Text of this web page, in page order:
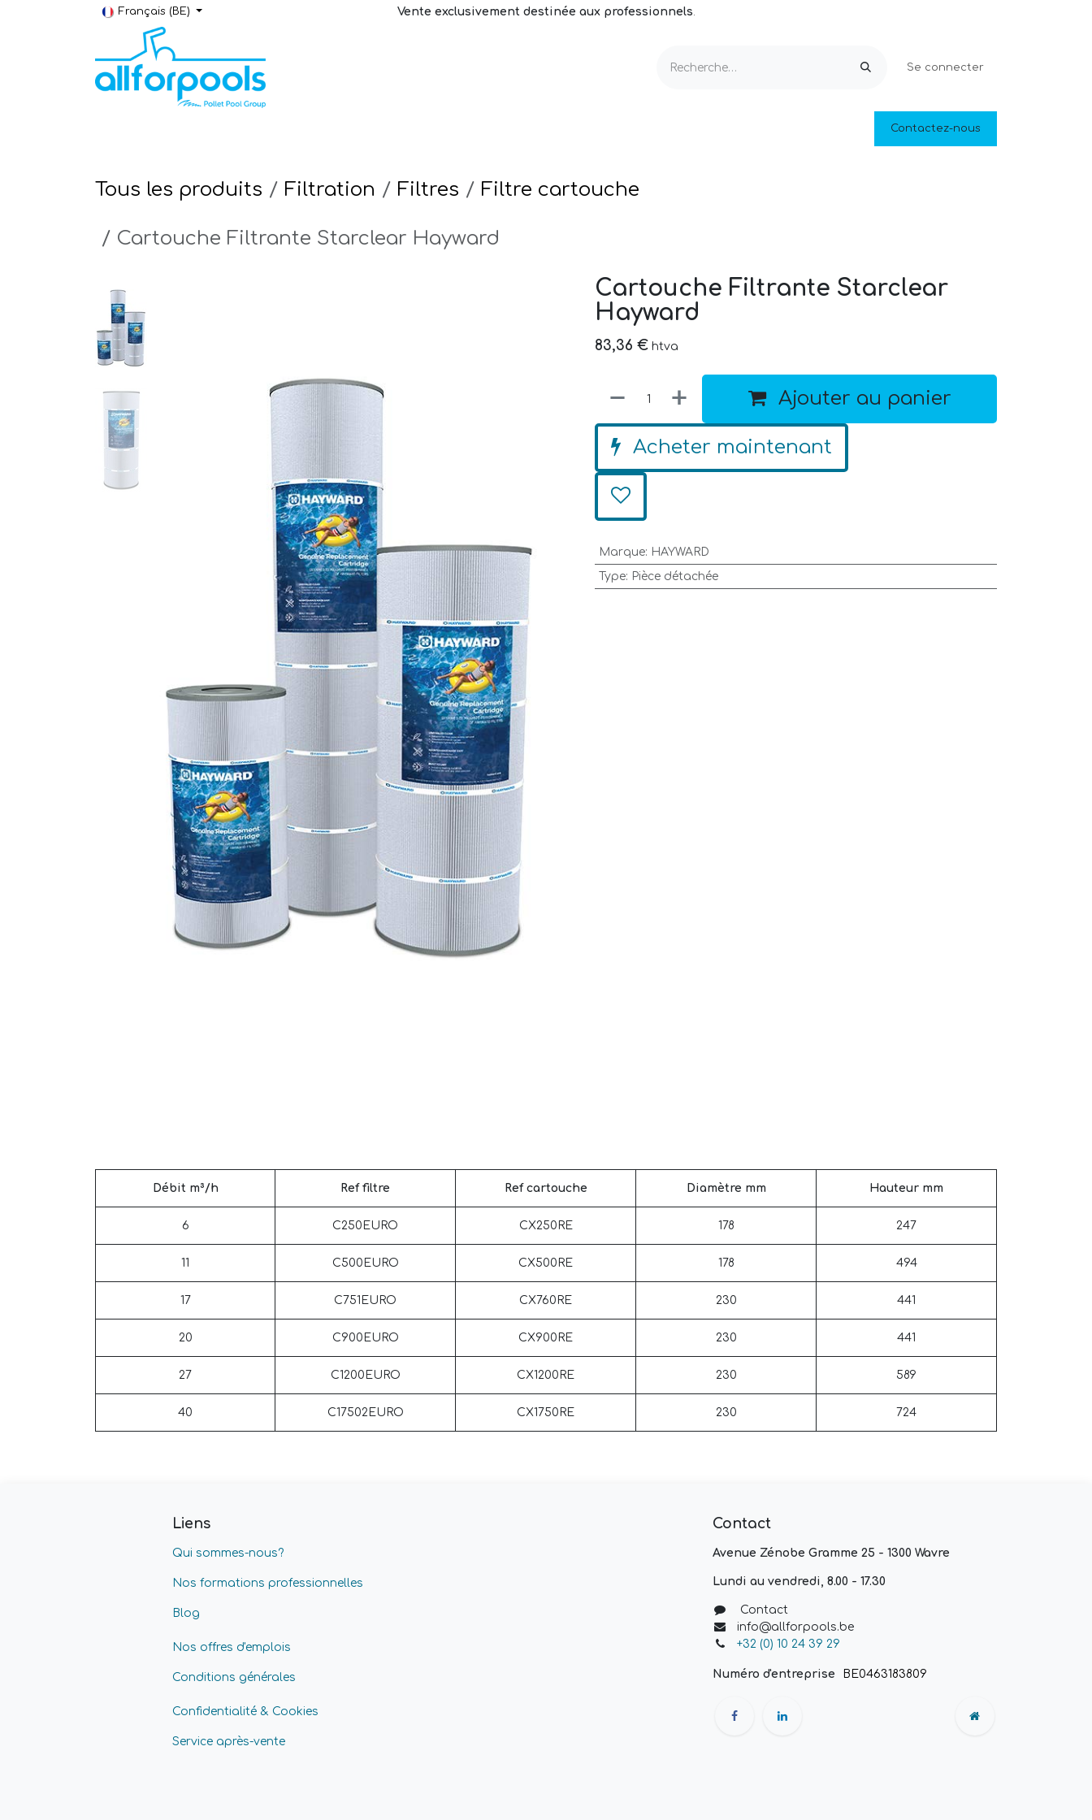
Se rendre au contenu
Français (BE) Vente exclusivement destinée aux professionnels.
Se connecter
Piscines naturelles
Contactez-nous
Tous les produits Filtration Filtres Filtre cartouche
Cartouche Filtrante Starclear Hayward
Cartouche Filtrante Starclear
Hayward
83,36 € htva
Ajouter au panier
Acheter maintenant
Marque: HAYWARD
Type: Pièce détachée
Débit m³/h Ref filtre Ref cartouche Diamètre mm Hauteur mm
6 C250EURO CX250RE 178 247
11 C500EURO CX500RE 178 494
17 C751EURO CX760RE 230 441
20 C900EURO CX900RE 230 441
27 C1200EURO CX1200RE 230 589
40 C17502EURO CX1750RE 230 724
Liens
Qui sommes-nous?
Nos formations professionnelles
Blog
Nos offres d'emplois
Conditions générales
Confidentialité & Cookies
Service après-vente
Contact
Avenue Zénobe Gramme 25 - 1300 Wavre
Lundi au vendredi, 8.00 - 17.30
Contact
info@allforpools.be
+32 (0) 10 24 39 29
Numéro d'entreprise BE0463183809